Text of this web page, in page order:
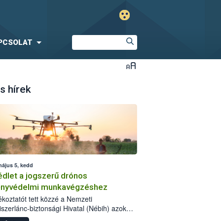
hírek
5, kedd
a jogszerű drónos
munkavégzéshez
tett közzé a Nemzeti
biztonsági Hivatal (Nébih) azok
akik drónnal szeretnének